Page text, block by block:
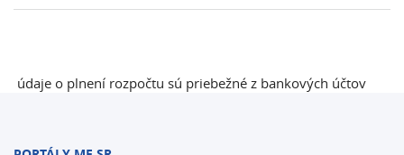
údaje o plnení rozpočtu sú priebežné z bankových účtov